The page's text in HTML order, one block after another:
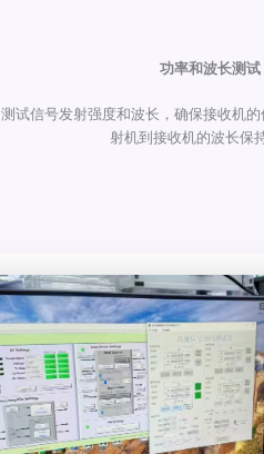
功率和波长测试
测试信号发射强度和波长，确保接收机
射机到接收机的波长保